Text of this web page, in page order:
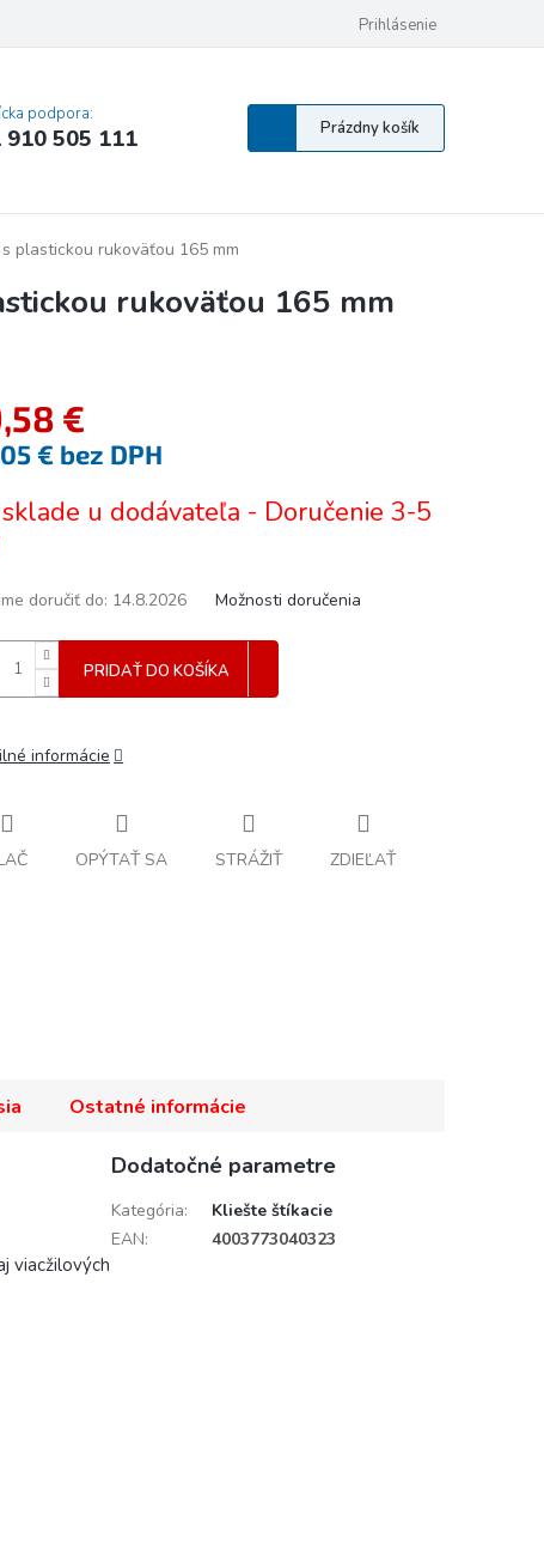
Vyhlásenie o prístupnosti
Prihlásenie
podpora:
910 505 111
Nákupný
košík
Prázdny košík
plastickou rukoväťou 165 mm
rukoväťou 165 mm
€
€ bez DPH
u dodávateľa - Doručenie 3-5
doručiť do: 14.8.2026 Možnosti doručenia
PRIDAŤ DO KOŠÍKA
informácie
OPÝTAŤ SA STRÁŽIŤ ZDIEĽAŤ
Ostatné informácie
viacžilových
Dodatočné parametre
Kategória:
Kliešte štíkacie
EAN: 4003773040323